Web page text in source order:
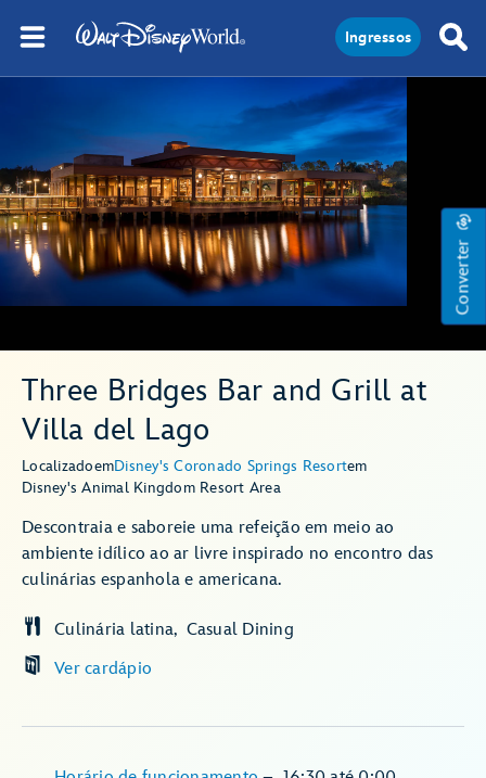
Ingressos
Converter
Three Bridges Bar and Grill at
Villa del Lago
LocalizadoemDisney's Coronado Springs Resortem
Disney's Animal Kingdom Resort Area
Descontraia e saboreie uma refeição em meio ao
ambiente idílico ao ar livre inspirado no encontro das
culinárias espanhola e americana.
Ver cardápio
Culinária latina Casual Dining